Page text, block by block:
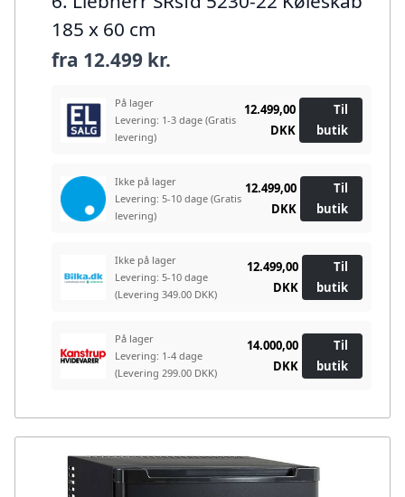
185 x 60 cm
fra 12.499 kr.
På lager
Levering: 1-3 dage (Gratis
levering)
12.499,00
DKK
Til
butik
Ikke på lager
Levering: 5-10 dage (Gratis
levering)
12.499,00
DKK
Til
butik
Ikke på lager
Levering: 5-10 dage
(Levering 349.00 DKK)
12.499,00
DKK
Til
butik
På lager
Levering: 1-4 dage
(Levering 299.00 DKK)
14.000,00
DKK
Til
butik